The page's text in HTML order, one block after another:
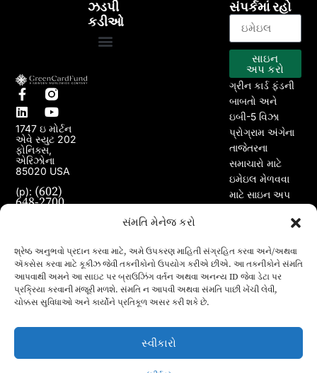
સંમતિ મેનેજ કરો
શ્રેષ્ઠ અનુભવો પ્રદાન કરવા માટે, અમે ઉપકરણ માહિતી સંગ્રહિત કરવા અને/અથવા
ઍક્સેસ કરવા માટે કૂકીઝ જેવી તકનીકોનો ઉપયોગ કરીએ છીએ. આ તકનીકોને સંમતિ
આપવાથી અમને આ સાઇટ પર બ્રાઉઝિંગ વર્તન અથવા અનન્ય ID જેવા ડેટા પર
પ્રક્રિયા કરવાની મંજૂરી મળશે. સંમતિ ન આપવી અથવા સંમતિ પાછી ખેંચી લેવી,
ચોક્કસ સુવિધાઓ અને કાર્યોને પ્રતિકૂળ અસર કરી શકે છે.
સ્વીકારો
1747 ઇ મોર્ટન
એવે સ્યુટ 202
ફોનિક્સ,
એરિઝોના
85020 USA
(p): (602)
648-2700
info@greencardfund.com
ઝડપી
કડીઓ
સંપર્કમાં રહો
સાઇન
અપ કરો
ગ્રીન કાર્ડ ફંડની
બાબતો અને
ઇબી-5 વિઝા
પ્રોગ્રામ અંગેના
તાજેતરના
સમાચારો માટે
ઇમેઇલ મેળવવા
માટે સાઇન અપ